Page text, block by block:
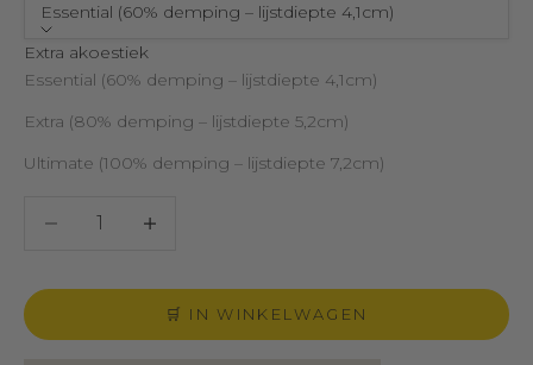
Essential (60% demping – lijstdiepte 4,1cm)
Extra akoestiek
Essential (60% demping – lijstdiepte 4,1cm)
Extra (80% demping – lijstdiepte 5,2cm)
Ultimate (100% demping – lijstdiepte 7,2cm)
🛒 IN WINKELWAGEN